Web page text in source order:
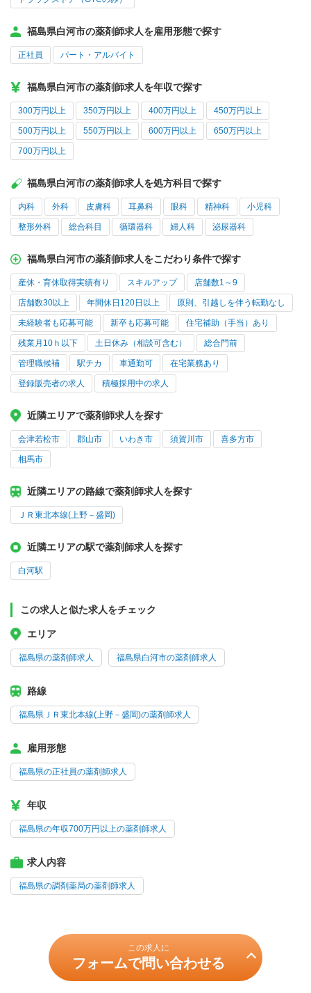
福島県白河市の薬剤師求人を雇用形態で探す
正社員 パート・アルバイト
福島県白河市の薬剤師求人を年収で探す
300万円以上 350万円以上 400万円以上 450万円以上
500万円以上 550万円以上 600万円以上 650万円以上
700万円以上
福島県白河市の薬剤師求人を処方科目で探す
内科 外科 皮膚科 耳鼻科 眼科 精神科 小児科
整形外科 総合科目 循環器科 婦人科 泌尿器科
福島県白河市の薬剤師求人をこだわり条件で探す
産休・育休取得実績有り スキルアップ 店舗数1～9
店舗数30以上 年間休日120日以上 原則、引越しを伴う転勤なし
未経験者も応募可能 新卒も応募可能 住宅補助（手当）あり
残業月10ｈ以下 土日休み（相談可含む） 総合門前
管理職候補 駅チカ 車通勤可 在宅業務あり
登録販売者の求人 積極採用中の求人
近隣エリアで薬剤師求人を探す
会津若松市 郡山市 いわき市 須賀川市 喜多方市
相馬市
近隣エリアの路線で薬剤師求人を探す
ＪＲ東北本線(上野－盛岡)
近隣エリアの駅で薬剤師求人を探す
白河駅
この求人と似た求人をチェック
エリア
福島県の薬剤師求人 福島県白河市の薬剤師求人
路線
福島県ＪＲ東北本線(上野－盛岡)の薬剤師求人
雇用形態
福島県の正社員の薬剤師求人
年収
福島県の年収700万円以上の薬剤師求人
求人内容
福島県の調剤薬局の薬剤師求人
この求人に
フォームで問い合わせる